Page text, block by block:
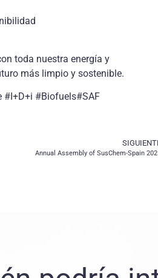
toda nuestra energía y
más limpio y sostenible.
#I+D+i #Biofuels#SAF
Annual Assembly of SusChem-Spain